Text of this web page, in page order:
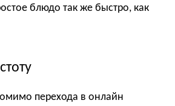
блюдо так же быстро, как
перехода в онлайн